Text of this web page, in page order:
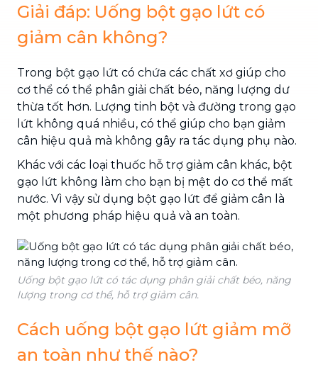
Giải đáp: Uống bột gạo lứt có
giảm cân không?
Trong bột gạo lứt có chứa các chất xơ giúp cho
cơ thể có thể phân giải chất béo, năng lượng dư
thừa tốt hơn. Lượng tinh bột và đường trong gạo
lứt không quá nhiều, có thể giúp cho bạn giảm
cân hiệu quả mà không gây ra tác dụng phụ nào.
Khác với các loại thuốc hỗ trợ giảm cân khác, bột
gạo lứt không làm cho bạn bị mệt do cơ thể mất
nước. Vì vậy sử dụng bột gạo lứt để giảm cân là
một phương pháp hiệu quả và an toàn.
Uống bột gạo lứt có tác dụng phân giải chất béo, năng
lượng trong cơ thể, hỗ trợ giảm cân.
Cách uống bột gạo lứt giảm mỡ
an toàn như thế nào?